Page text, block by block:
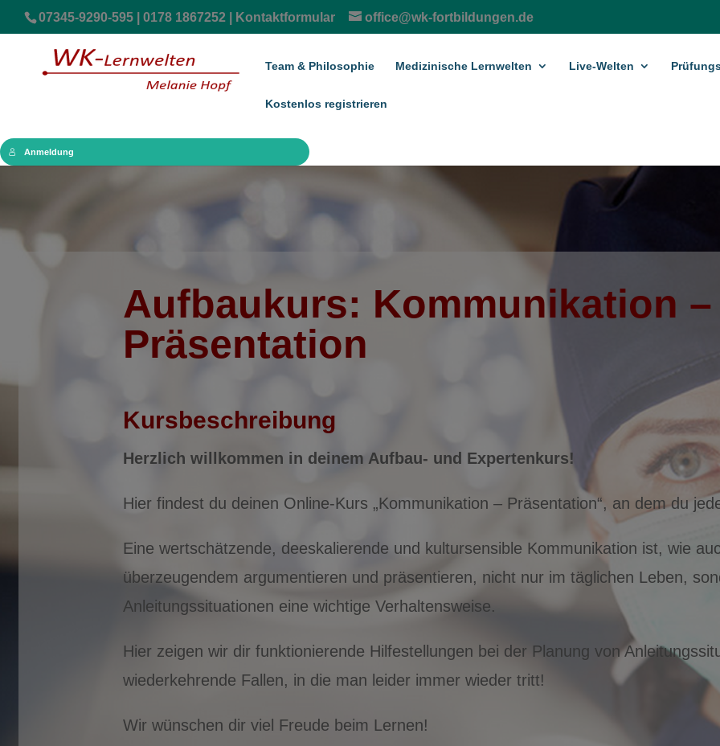
07345-9290-595 | 0178 1867252 | Kontaktformular office@wk-fortbildungen.de
Team & Philosophie Medizinische Lernwelten Live-Welten
Kostenlos registrieren
Anmeldung
Aufbaukurs: Kommunikation –
Präsentation
Kursbeschreibung
Herzlich willkommen in deinem Aufbau- und Expertenkurs!
Hier findest du deinen Online-Kurs „Kommunikation – Präsentation“, an dem du
Eine wertschätzende, deeskalierende und kultursensible Kommunikation ist, wie
überzeugendem argumentieren und präsentieren, nicht nur im täglichen Leben,
Anleitungssituationen eine wichtige Verhaltensweise.
Hier zeigen wir dir funktionierende Hilfestellungen bei der Planung von
wiederkehrende Fallen, in die man leider immer wieder tritt!
Wir wünschen dir viel Freude beim Lernen!